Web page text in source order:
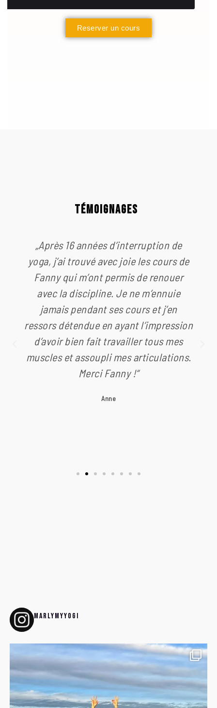
Reserver un cours
Témoignages
„Après 16 années d’interruption de
yoga, j’ai trouvé avec joie les cours de
Fanny qui m’ont permis de renouer
avec la discipline. Je ne m’ennuie
jamais pendant ses cours et j’en
ressors détendue en ayant l’impression
d’avoir bien fait travailler tous mes
muscles et assoupli mes articulations.
Merci Fanny !“
Anne
marlymyyogi